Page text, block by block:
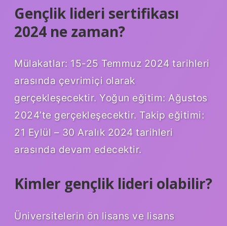
Gençlik lideri sertifikası
2024 ne zaman?
Mülakatlar: 15-25 Temmuz 2024 tarihleri ​​
arasında çevrimiçi olarak
gerçekleşecektir. Yoğun eğitim: Ağustos
2024’te gerçekleşecektir. Takip eğitimi:
21 Eylül – 30 Aralık 2024 tarihleri ​​
arasında devam edecektir.
Kimler gençlik lideri olabilir?
Üniversitelerin ön lisans ve lisans